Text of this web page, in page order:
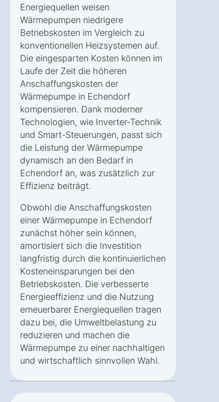
Energiequellen weisen
Wärmepumpen niedrigere
Betriebskosten im Vergleich zu
konventionellen Heizsystemen auf.
Die eingesparten Kosten können im
Laufe der Zeit die höheren
Anschaffungskosten der
Wärmepumpe in Echendorf
kompensieren. Dank moderner
Technologien, wie Inverter-Technik
und Smart-Steuerungen, passt sich
die Leistung der Wärmepumpe
dynamisch an den Bedarf in
Echendorf an, was zusätzlich zur
Effizienz beiträgt.
Obwohl die Anschaffungskosten
einer Wärmepumpe in Echendorf
zunächst höher sein können,
amortisiert sich die Investition
langfristig durch die kontinuierlichen
Kosteneinsparungen bei den
Betriebskosten. Die verbesserte
Energieeffizienz und die Nutzung
erneuerbarer Energiequellen tragen
dazu bei, die Umweltbelastung zu
reduzieren und machen die
Wärmepumpe zu einer nachhaltigen
und wirtschaftlich sinnvollen Wahl.